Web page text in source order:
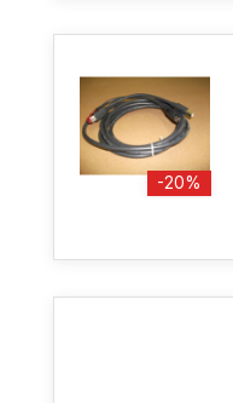
-20%